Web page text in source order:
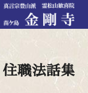
住職法話集